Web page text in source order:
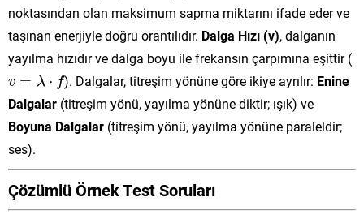
noktasından olan maksimum sapma miktarını ifade eder ve
taşınan enerjiyle doğru orantılıdır. Dalga Hızı (v), dalganın
yayılma hızıdır ve dalga boyu ile frekansın çarpımına eşittir (
v = λ ⋅ f
v f ). Dalgalar, titreşim yönüne göre ikiye ayrılır: Enine
Dalgalar (titreşim yönü, yayılma yönüne diktir; ışık) ve
Boyuna Dalgalar (titreşim yönü, yayılma yönüne paraleldir;
ses).
Çözümlü Örnek Test Soruları